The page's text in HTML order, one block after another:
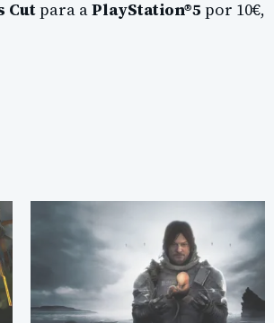
Cutpara aPlayStation®5 por 10€,